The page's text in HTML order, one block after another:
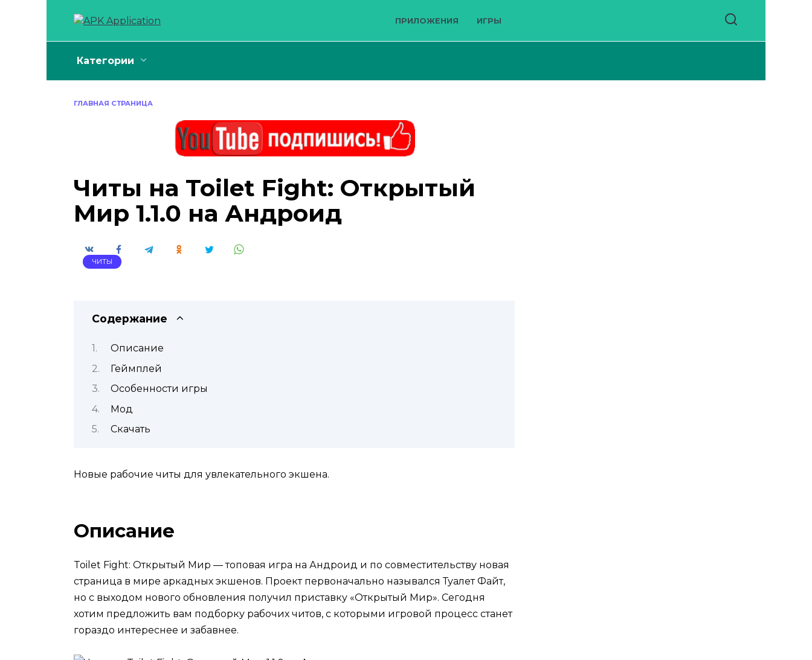
ПРИЛОЖЕНИЯ ИГРЫ
Категории
ГЛАВНАЯ СТРАНИЦА
Читы на Toilet Fight: Открытый
Мир 1.1.0 на Андроид
ЧИТЫ
Содержание
Описание
Геймплей
Особенности игры
Мод
Скачать
Новые рабочие читы для увлекательного экшена.
Описание
Toilet Fight: Открытый Мир — топовая игра на Андроид и по совместительству новая
страница в мире аркадных экшенов. Проект первоначально назывался Туалет Файт,
но с выходом нового обновления получил приставку «Открытый Мир». Сегодня
хотим предложить вам подборку рабочих читов, с которыми игровой процесс станет
гораздо интереснее и забавнее.